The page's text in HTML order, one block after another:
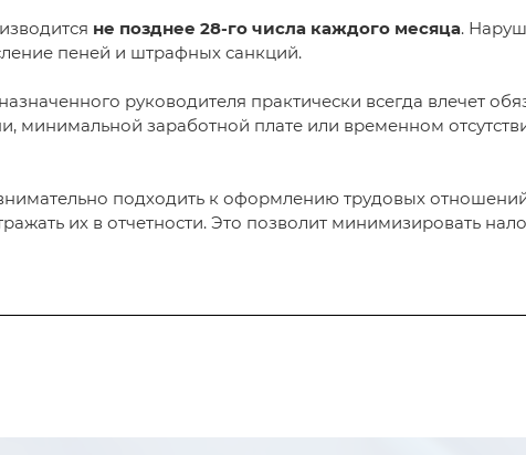
не позднее 28-го числа каждого месяца.
пеней и штрафных санкций.
руководителя практически всегда влечет
заработной плате или временном
подходить к оформлению трудовых
их в отчетности. Это позволит минимизировать